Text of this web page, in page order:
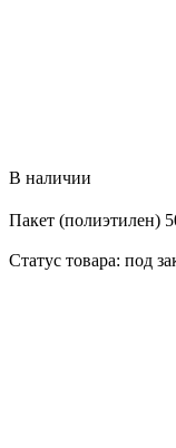
В наличии
Пакет (полиэтилен)
Статус товара: под